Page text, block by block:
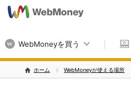
WebMoneyを買う
ホーム WebMoneyが使える場所